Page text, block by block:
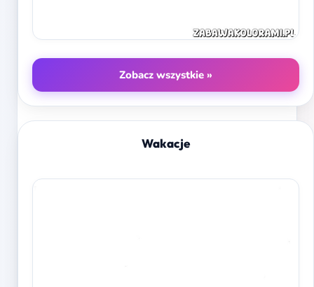
Zobacz wszystkie »
Wakacje